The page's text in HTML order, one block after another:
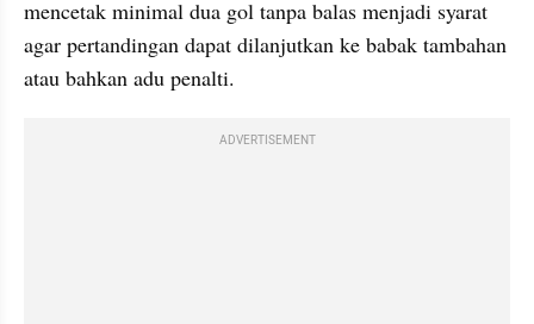
mencetak minimal dua gol tanpa balas menjadi syarat
agar pertandingan dapat dilanjutkan ke babak tambahan
atau bahkan adu penalti.
ADVERTISEMENT